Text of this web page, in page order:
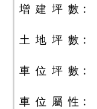
增 建 坪 數
土 地 坪 數
車 位 坪 數
車 位 屬 性